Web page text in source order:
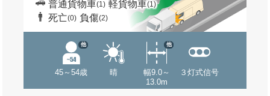
普通貨物車(1) 軽貨物車(1)
死亡(0) 負傷(2)
45～54歳
他
晴
幅9.0～
13.0m
他
３灯式信号